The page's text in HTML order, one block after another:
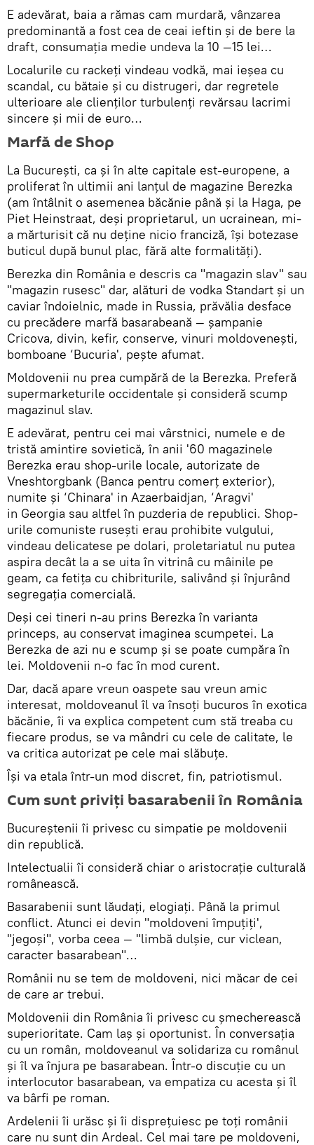
E adevărat, baia a rămas cam murdară, vânzarea
predominantă a fost cea de ceai ieftin şi de bere la
draft, consumaţia medie undeva la 10 —15 lei…
Localurile cu rackeţi vindeau vodkă, mai ieşea cu
scandal, cu bătaie şi cu distrugeri, dar regretele
ulterioare ale clienţilor turbulenţi revărsau lacrimi
sincere şi mii de euro…
Marfă de Shop
La Bucureşti, ca şi în alte capitale est-europene, a
proliferat în ultimii ani lanţul de magazine Berezka
(am întâlnit o asemenea băcănie până şi la Haga, pe
Piet Heinstraat, deşi proprietarul, un ucrainean, mi-
a mărturisit că nu deţine nicio franciză, îşi botezase
buticul după bunul plac, fără alte formalităţi).
Berezka din România e descris ca "magazin slav" sau
"magazin rusesc" dar, alături de vodka Standart şi un
caviar îndoielnic, made in Russia, prăvălia desface
cu precădere marfă basarabeană — şampanie
Cricova, divin, kefir, conserve, vinuri moldoveneşti,
bomboane ‘Bucuria', peşte afumat.
Moldovenii nu prea cumpără de la Berezka. Preferă
supermarketurile occidentale şi consideră scump
magazinul slav.
E adevărat, pentru cei mai vârstnici, numele e de
tristă amintire sovietică, în anii '60 magazinele
Berezka erau shop-urile locale, autorizate de
Vneshtorgbank (Banca pentru comerţ exterior),
numite şi ‘Chinara' in Azaerbaidjan, ‘Aragvi'
in Georgia sau altfel în puzderia de republici. Shop-
urile comuniste ruseşti erau prohibite vulgului,
vindeau delicatese pe dolari, proletariatul nu putea
aspira decât la a se uita în vitrinâ cu mâinile pe
geam, ca fetiţa cu chibriturile, salivând şi înjurând
segregaţia comercială.
Deşi cei tineri n-au prins Berezka în varianta
princeps, au conservat imaginea scumpetei. La
Berezka de azi nu e scump şi se poate cumpăra în
lei. Moldovenii n-o fac în mod curent.
Dar, dacă apare vreun oaspete sau vreun amic
interesat, moldoveanul îl va însoţi bucuros în exotica
băcănie, îi va explica competent cum stă treaba cu
fiecare produs, se va mândri cu cele de calitate, le
va critica autorizat pe cele mai slăbuţe.
Îşi va etala într-un mod discret, fin, patriotismul.
Cum sunt priviţi basarabenii în România
Bucureştenii îi privesc cu simpatie pe moldovenii
din republică.
Intelectualii îi consideră chiar o aristocraţie culturală
românească.
Basarabenii sunt lăudaţi, elogiaţi. Până la primul
conflict. Atunci ei devin "moldoveni împuţiţi',
"jegoşi", vorba ceea — "limbă dulşie, cur viclean,
caracter basarabean"…
Românii nu se tem de moldoveni, nici măcar de cei
de care ar trebui.
Moldovenii din România îi privesc cu şmecherească
superioritate. Cam laş şi oportunist. În conversaţia
cu un român, moldoveanul va solidariza cu românul
şi îl va înjura pe basarabean. Într-o discuţie cu un
interlocutor basarabean, va empatiza cu acesta şi îl
va bârfi pe roman.
Ardelenii îi urăsc şi îi dispreţuiesc pe toţi românii
care nu sunt din Ardeal. Cel mai tare pe moldoveni,